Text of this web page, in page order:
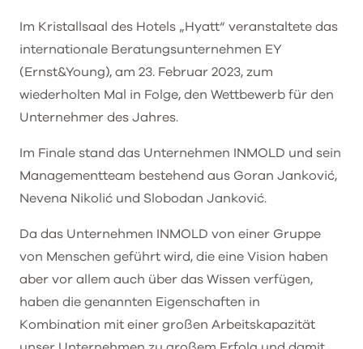
Im Kristallsaal des Hotels „Hyatt“ veranstaltete das
internationale Beratungsunternehmen EY
(Ernst&Young), am 23. Februar 2023, zum
wiederholten Mal in Folge, den Wettbewerb für den
Unternehmer des Jahres.
Im Finale stand das Unternehmen INMOLD und sein
Managementteam bestehend aus Goran Janković,
Nevena Nikolić und Slobodan Janković.
Da das Unternehmen INMOLD von einer Gruppe
von Menschen geführt wird, die eine Vision haben
aber vor allem auch über das Wissen verfügen,
haben die genannten Eigenschaften in
Kombination mit einer großen Arbeitskapazität